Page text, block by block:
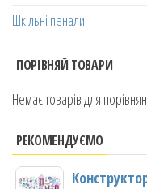
Шкільні пенали
ПОРІВНЯЙ ТОВАРИ
Немає товарів для
РЕКОМЕНДУЄМО